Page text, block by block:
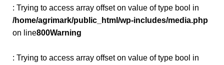
: Trying to access array offset on value of type bool in
/home/agrimark/public_html/wp-includes/media.php
on line800Warning
: Trying to access array offset on value of type bool in